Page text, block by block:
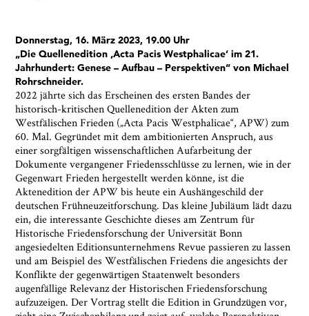
Donnerstag, 16. März 2023, 19.00 Uhr
„Die Quellenedition ‚Acta Pacis Westphalicae‘ im 21.
Jahrhundert: Genese – Aufbau – Perspektiven“ von Michael
Rohrschneider.
2022 jährte sich das Erscheinen des ersten Bandes der
historisch-kritischen Quellenedition der Akten zum
Westfälischen Frieden („Acta Pacis Westphalicae“, APW) zum
60. Mal. Gegründet mit dem ambitionierten Anspruch, aus
einer sorgfältigen wissenschaftlichen Aufarbeitung der
Dokumente vergangener Friedensschlüsse zu lernen, wie in der
Gegenwart Frieden hergestellt werden könne, ist die
Aktenedition der APW bis heute ein Aushängeschild der
deutschen Frühneuzeitforschung. Das kleine Jubiläum lädt dazu
ein, die interessante Geschichte dieses am Zentrum für
Historische Friedensforschung der Universität Bonn
angesiedelten Editionsunternehmens Revue passieren zu lassen
und am Beispiel des Westfälischen Friedens die angesichts der
Konflikte der gegenwärtigen Staatenwelt besonders
augenfällige Relevanz der Historischen Friedensforschung
aufzuzeigen. Der Vortrag stellt die Edition in Grundzügen vor,